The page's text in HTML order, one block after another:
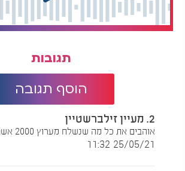
תגובות
הוסף תגובה
2. מעיין זילברשטיין
אוהבים את כל מה שנשלח מערוץ 2000 אשרייכם
25/05/21 11:32